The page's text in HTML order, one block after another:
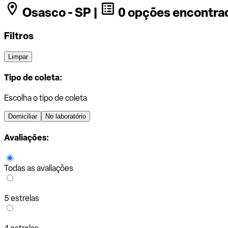
Osasco - SP | 0 opções
Filtros
Limpar
Tipo de coleta:
Escolha o tipo de coleta
Domiciliar No laboratório
Avaliações:
Todas as avaliações
5 estrelas